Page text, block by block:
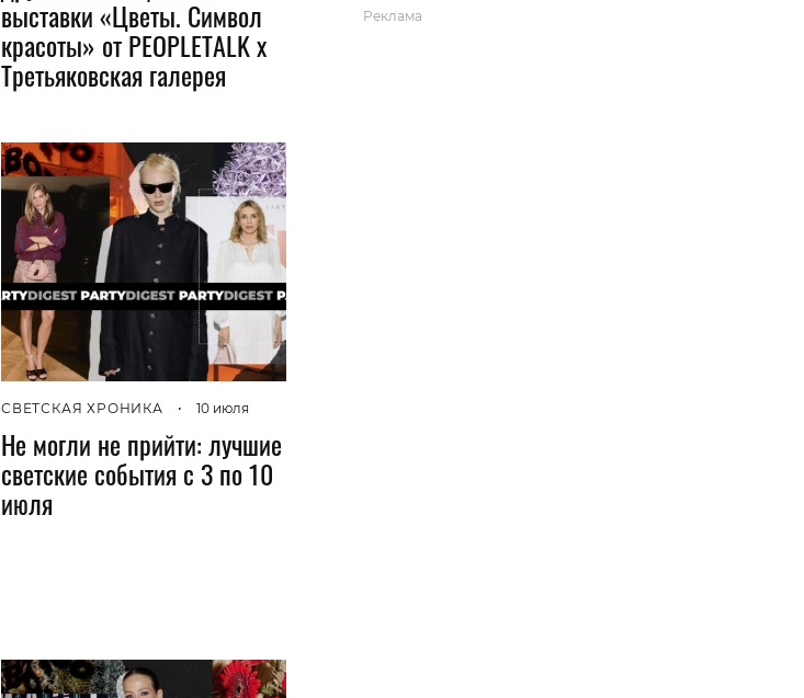
выставки «Цветы. Символ
красоты» от PEOPLETALK x
Третьяковская галерея
СВЕТСКАЯ ХРОНИКА • 10 июля
Не могли не прийти: лучшие
светские события с 3 по 10
июля
Реклама